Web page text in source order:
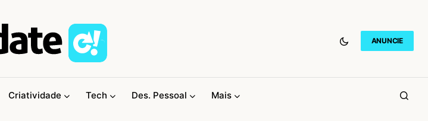
ANUNCIE
Criatividade Tech Des. Pessoal Mais